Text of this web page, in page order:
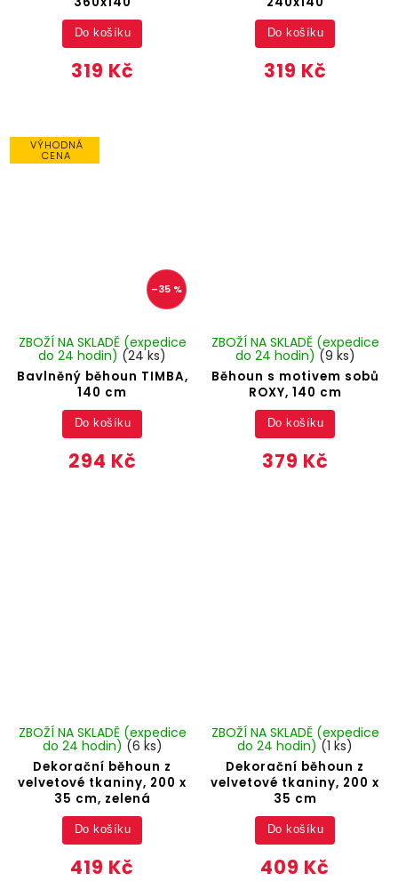
319 Kč
Do košíku
319 Kč
Do košíku
VÝHODNÁ
CENA
–35 %
Bavlněný běhoun TIMBA,
140 cm
ZBOŽÍ NA SKLADĚ (expedice
do 24 hodin) (24 ks)
294 Kč
Do košíku
Běhoun s motivem sobů
ROXY, 140 cm
ZBOŽÍ NA SKLADĚ (expedice
do 24 hodin) (9 ks)
379 Kč
Do košíku
Dekorační běhoun z
velvetové tkaniny, 200 x
35 cm, zelená
ZBOŽÍ NA SKLADĚ (expedice
do 24 hodin) (6 ks)
419 Kč
Do košíku
Dekorační běhoun z
velvetové tkaniny, 200 x
35 cm
ZBOŽÍ NA SKLADĚ (expedice
do 24 hodin)(1 ks)
409 Kč
Do košíku